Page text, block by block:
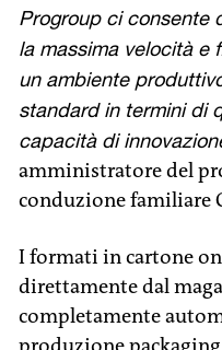
Progroup ci consente
la massima velocità e
un ambiente
standard in termini di
capacità di
amministratore del
conduzione familiare
I formati in cartone
direttamente dal
completamente